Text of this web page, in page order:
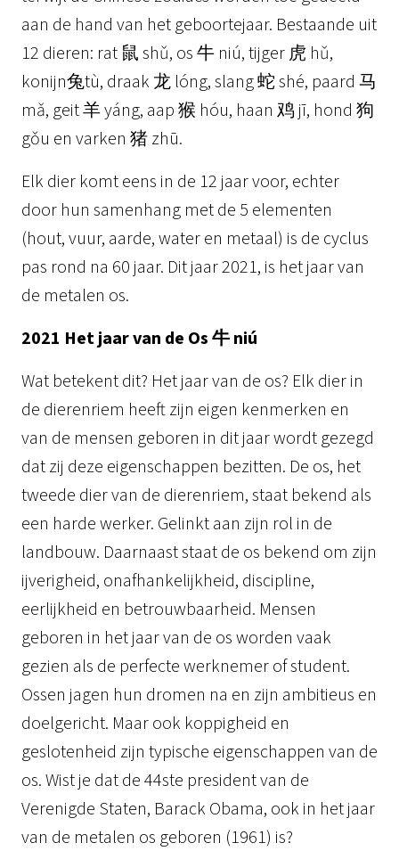
aan de hand van het geboortejaar. Bestaande uit
12 dieren: rat 鼠 shǔ, os 牛 niú, tijger 虎 hǔ,
konijn兔tù, draak 龙 lóng, slang 蛇 shé, paard 马
mǎ, geit 羊 yáng, aap 猴 hóu, haan 鸡 jī, hond 狗
gǒu en varken 猪 zhū.
Elk dier komt eens in de 12 jaar voor, echter
door hun samenhang met de 5 elementen
(hout, vuur, aarde, water en metaal) is de cyclus
pas rond na 60 jaar. Dit jaar 2021, is het jaar van
de metalen os.
2021 Het jaar van de Os 牛 niú
Wat betekent dit? Het jaar van de os? Elk dier in
de dierenriem heeft zijn eigen kenmerken en
van de mensen geboren in dit jaar wordt gezegd
dat zij deze eigenschappen bezitten. De os, het
tweede dier van de dierenriem, staat bekend als
een harde werker. Gelinkt aan zijn rol in de
landbouw. Daarnaast staat de os bekend om zijn
ijverigheid, onafhankelijkheid, discipline,
eerlijkheid en betrouwbaarheid. Mensen
geboren in het jaar van de os worden vaak
gezien als de perfecte werknemer of student.
Ossen jagen hun dromen na en zijn ambitieus en
doelgericht. Maar ook koppigheid en
geslotenheid zijn typische eigenschappen van de
os. Wist je dat de 44ste president van de
Verenigde Staten, Barack Obama, ook in het jaar
van de metalen os geboren (1961) is?